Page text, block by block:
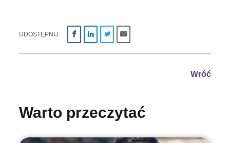
UDOSTĘPNIJ:
Wróć
Warto przeczytać